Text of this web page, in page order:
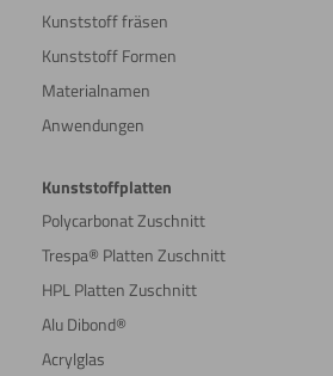
Kunststoff fräsen
Kunststoff Formen
Materialnamen
Anwendungen
Kunststoffplatten
Polycarbonat Zuschnitt
Trespa® Platten Zuschnitt
HPL Platten Zuschnitt
Alu Dibond®
Acrylglas